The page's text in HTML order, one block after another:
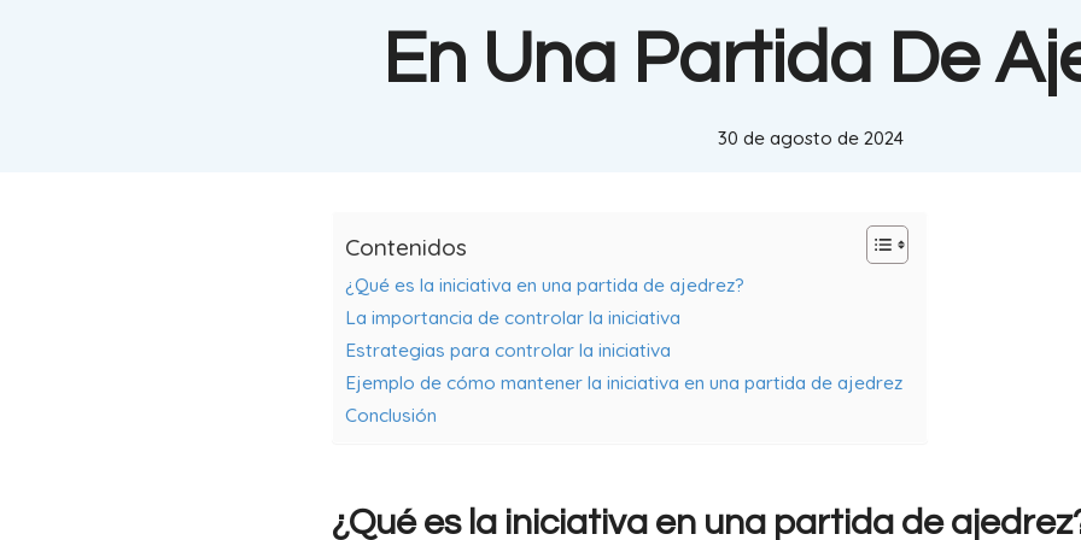
En Una Partida De
30 de agosto de 2024
Contenidos
¿Qué es la iniciativa en una partida de ajedrez?
La importancia de controlar la iniciativa
Estrategias para controlar la iniciativa
Ejemplo de cómo mantener la iniciativa en una partida de ajedrez
Conclusión
¿Qué es la iniciativa en una partida de